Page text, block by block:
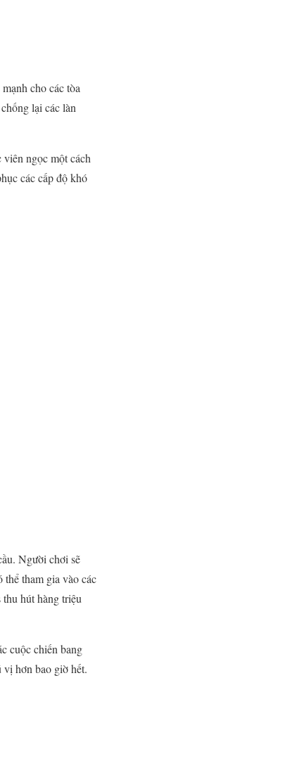
cho các tòa
lại các làn
ngọc một cách
các cấp độ khó
Người chơi sẽ
tham gia vào các
hút hàng triệu
cuộc chiến bang
hơn bao giờ hết.